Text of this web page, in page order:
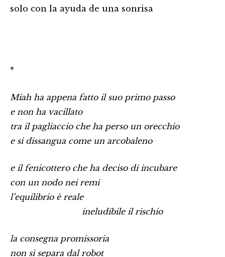
solo con la ayuda de una sonrisa
*
Miah ha appena fatto il suo primo passo
e non ha vacillato
tra il pagliaccio che ha perso un orecchio
e si dissangua come un arcobaleno
e il fenicottero che ha deciso di incubare
con un nodo nei remi
l’equilibrio è reale
ineludibile il rischio
la consegna promissoria
non si separa dal robot